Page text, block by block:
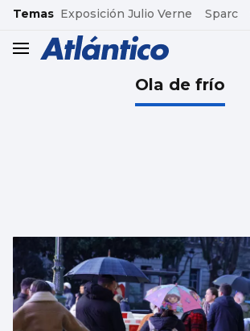
common.go-to-content
Temas Exposición Julio Verne Sparc
header.menu.open
Ola de frío